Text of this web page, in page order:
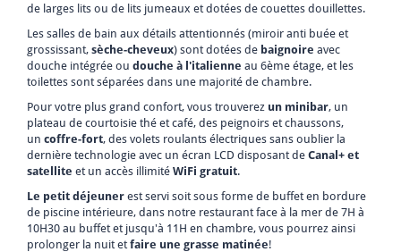
de larges lits ou de lits jumeaux et dotées de couettes douillettes.
Les salles de bain aux détails attentionnés (miroir anti buée et
grossissant, sèche-cheveux) sont dotées de baignoire avec
douche intégrée ou douche à l'italienne au 6ème étage, et les
toilettes sont séparées dans une majorité de chambre.
Pour votre plus grand confort, vous trouverez un minibar, un
plateau de courtoisie thé et café, des peignoirs et chaussons,
un coffre-fort, des volets roulants électriques sans oublier la
dernière technologie avec un écran LCD disposant de Canal+ et
satellite et un accès illimité WiFi gratuit.
Le petit déjeuner est servi soit sous forme de buffet en bordure
de piscine intérieure, dans notre restaurant face à la mer de 7H à
10H30 au buffet et jusqu'à 11H en chambre, vous pourrez ainsi
prolonger la nuit et faire une grasse matinée!